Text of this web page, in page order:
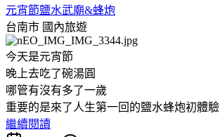
元宵節鹽水武廟&蜂炮
台南市 國內旅遊
今天是元宵節
晚上去吃了碗湯圓
哪管有沒有多了一歲
重要的是來了人生第一回的鹽水蜂炮初體驗
繼續閱讀